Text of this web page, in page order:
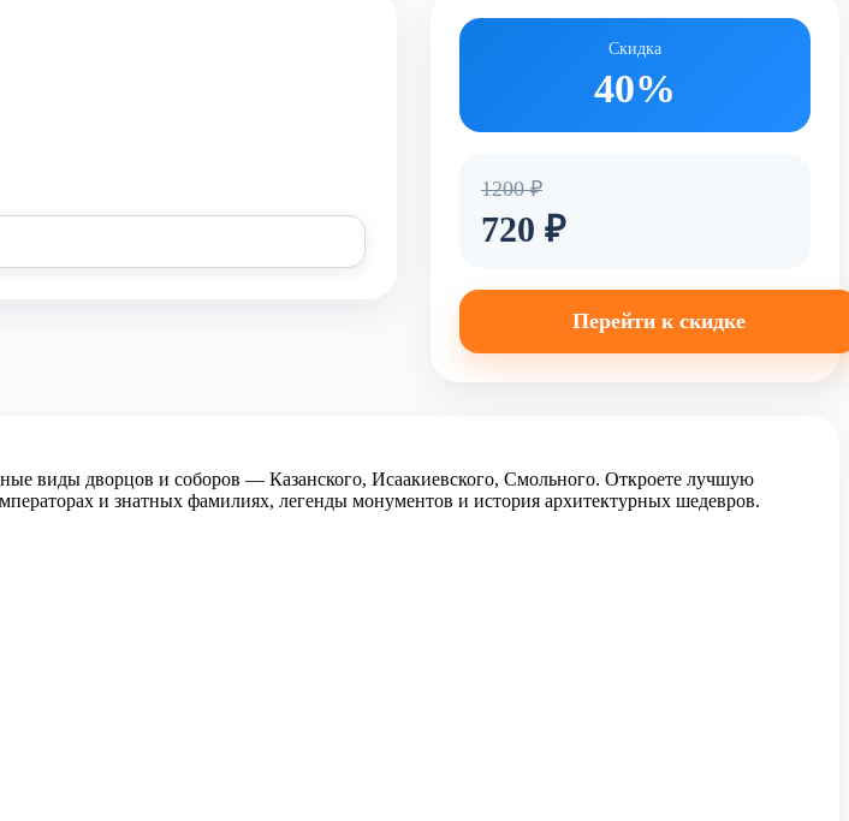
Скидка
40%
1200 ₽
720 ₽
Перейти к скидке
виды дворцов и соборов — Казанского, Исаакиевского, Смольного. Откроете лучшую
и знатных фамилиях, легенды монументов и история архитектурных шедевров.